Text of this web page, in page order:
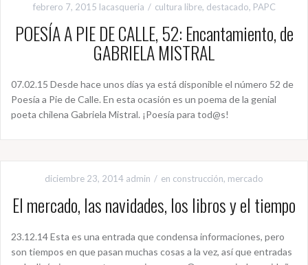
febrero 7, 2015 lacasqueria cultura libre, destacado, PAPC
POESÍA A PIE DE CALLE, 52: Encantamiento, de
GABRIELA MISTRAL
07.02.15 Desde hace unos días ya está disponible el número 52 de
Poesía a Pie de Calle. En esta ocasión es un poema de la genial
poeta chilena Gabriela Mistral. ¡Poesía para tod@s!
diciembre 23, 2014 admin en construcción, mercado
El mercado, las navidades, los libros y el tiempo
23.12.14 Esta es una entrada que condensa informaciones, pero
son tiempos en que pasan muchas cosas a la vez, así que entradas